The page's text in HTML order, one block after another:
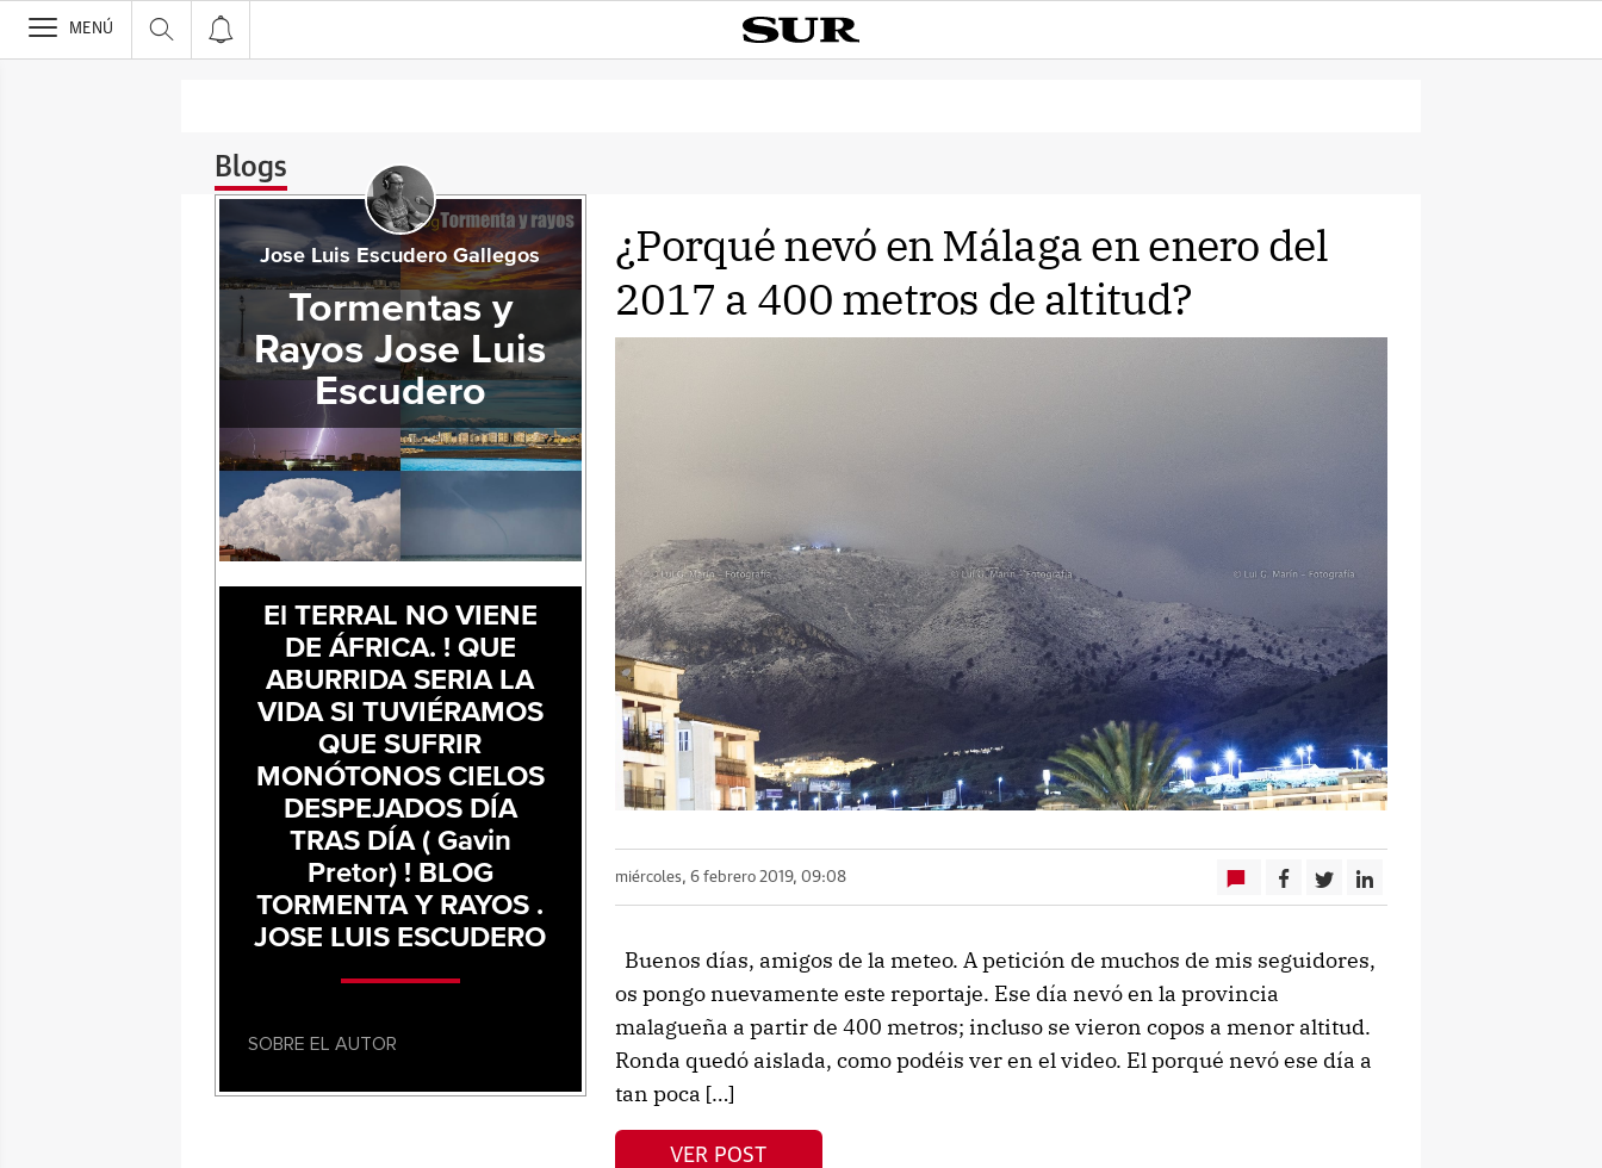
>
MENÚ
Blogs
¿Porqué nevó en Málaga en enero del
2017 a 400 metros de altitud?
miércoles, 6 febrero 2019, 09:08
Buenos días, amigos de la meteo. A petición de muchos de mis seguidores,
os pongo nuevamente este reportaje. Ese día nevó en la provincia
malagueña a partir de 400 metros; incluso se vieron copos a menor altitud.
Ronda quedó aislada, como podéis ver en el video. El porqué nevó ese día a
tan poca […]
VER POST
Jose Luis Escudero Gallegos
Tormentas y
Rayos Jose Luis
Escudero
El TERRAL NO VIENE
DE ÁFRICA. ! QUE
ABURRIDA SERIA LA
VIDA SI TUVIÉRAMOS
QUE SUFRIR
MONÓTONOS CIELOS
DESPEJADOS DÍA
TRAS DÍA ( Gavin
Pretor) ! BLOG
TORMENTA Y RAYOS .
JOSE LUIS ESCUDERO
SOBRE EL AUTOR